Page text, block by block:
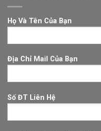
Họ Và Tên Của Bạn
Địa Chỉ Mail Của Bạn
Số ĐT Liên Hệ